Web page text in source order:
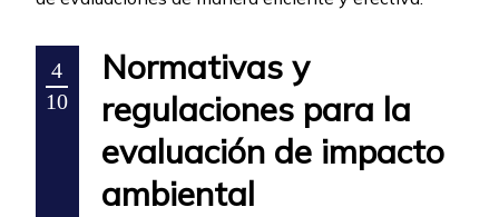
4
10
Normativas y
regulaciones para la
evaluación de impacto
ambiental